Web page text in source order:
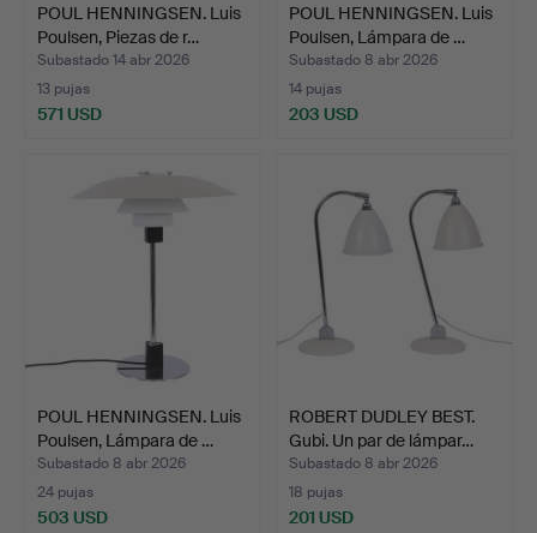
POUL HENNINGSEN. Luis
Poulsen, Piezas de r…
Subastado 14 abr 2026
13 pujas
571 USD
POUL HENNINGSEN. Luis
Poulsen, Lámpara de …
Subastado 8 abr 2026
14 pujas
203 USD
POUL HENNINGSEN. Luis
Poulsen, Lámpara de …
Subastado 8 abr 2026
24 pujas
503 USD
ROBERT DUDLEY BEST.
Gubi. Un par de lámpar…
Subastado 8 abr 2026
18 pujas
201 USD